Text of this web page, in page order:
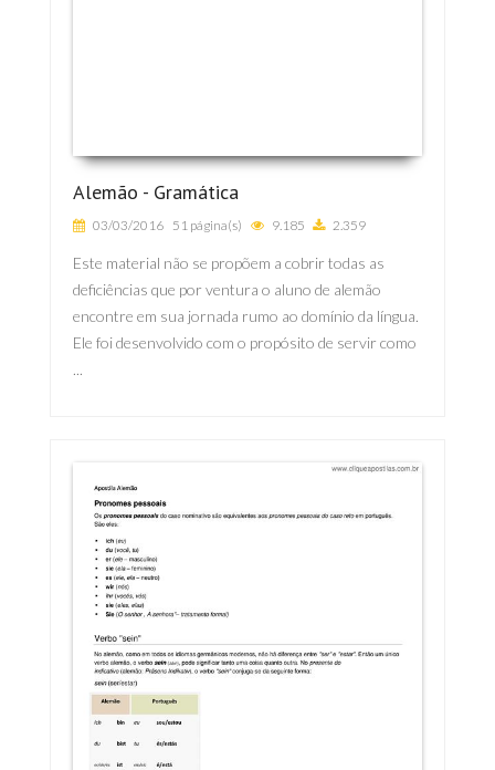
Alemão - Gramática
03/03/2016 51 página(s) 9.185 2.359
Este material não se propõem a cobrir todas as
deficiências que por ventura o aluno de alemão
encontre em sua jornada rumo ao domínio da língua.
Ele foi desenvolvido com o propósito de servir como
...